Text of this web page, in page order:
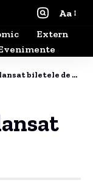
Aa
Extern
biletele de o zi